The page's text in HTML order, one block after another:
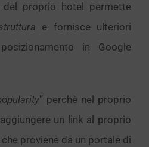
proprio hotel permette
e fornisce ulteriori
in Google
” perchè nel proprio
un link al proprio
proviene da un portale di